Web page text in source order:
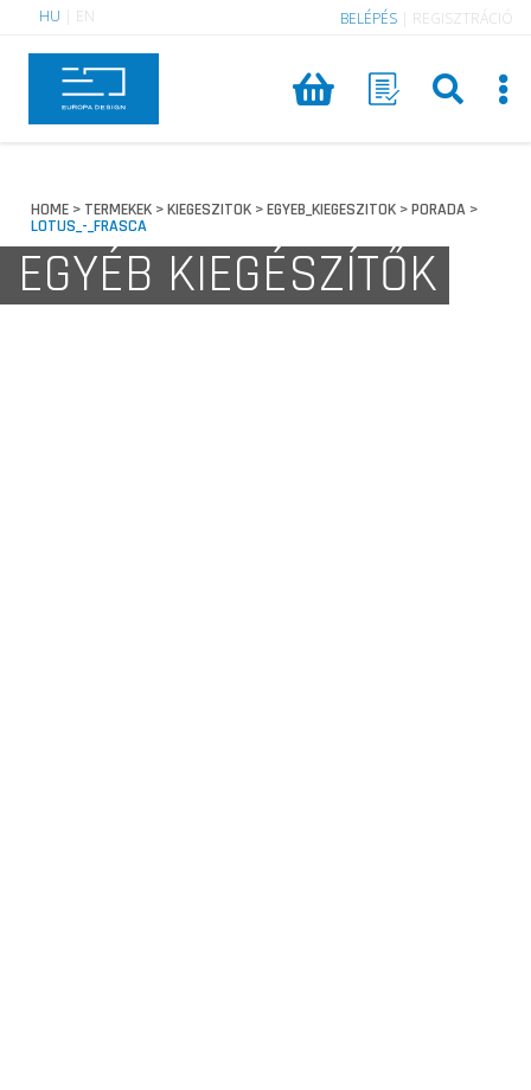
HU EN BELÉPÉS REGISZTRÁCIÓ
HOME > TERMEKEK >KIEGESZITOK >EGYEB_KIEGESZITOK >PORADA >
LOTUS_-_FRASCA
EGYÉB KIEGÉSZÍTŐK